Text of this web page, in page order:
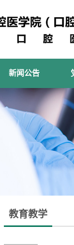
新闻公告
教育教学